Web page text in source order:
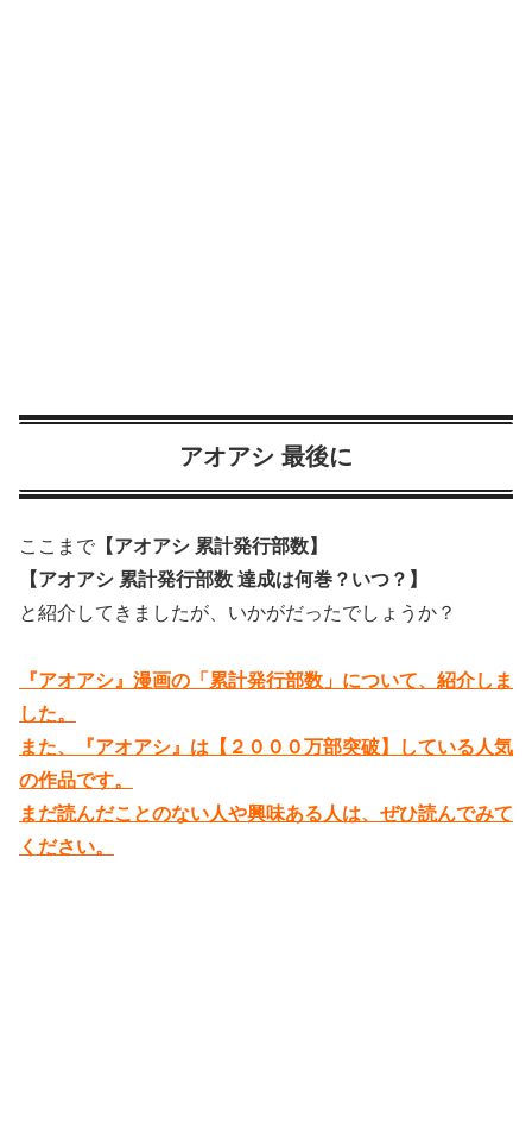
アオアシ 最後に
ここまで 【アオアシ 累計発行部数】
【アオアシ 累計発行部数 達成は何巻？いつ？】
と紹介してきましたが、いかがだったでしょうか？
『アオアシ』漫画の「累計発行部数」について、紹介しま
した。
また、『アオアシ』は【２０００万部突破】している人気
の作品です。
まだ読んだことのない人や興味ある人は、ぜひ読んでみて
ください。